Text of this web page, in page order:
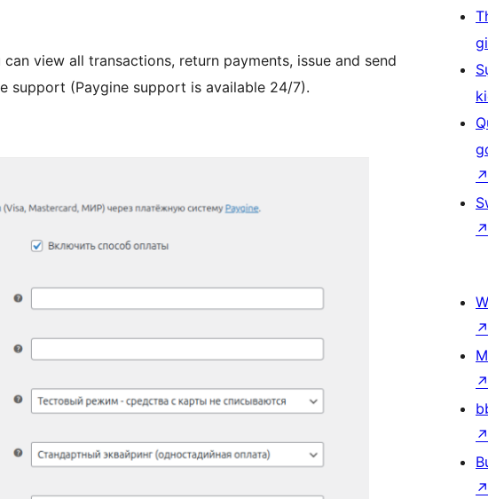
view all transactions, return payments, issue and send
support (Paygine support is available 24/7).
↗
↗
↗
↗
↗
↗